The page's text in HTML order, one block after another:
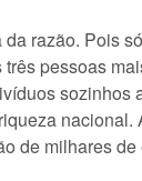
razão. Pois
pessoas
de milhares